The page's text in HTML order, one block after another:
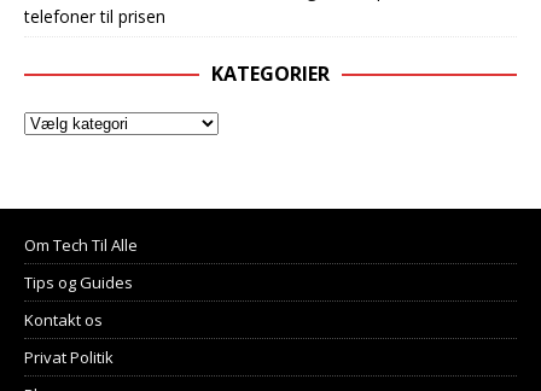
telefoner til prisen
KATEGORIER
Om Tech Til Alle
Tips og Guides
Kontakt os
Privat Politik